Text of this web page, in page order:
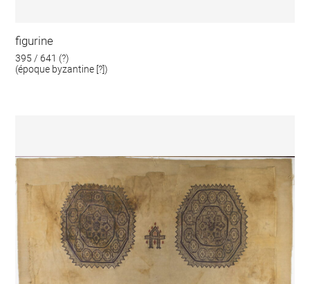
figurine
395 / 641 (?)
(époque byzantine [?])